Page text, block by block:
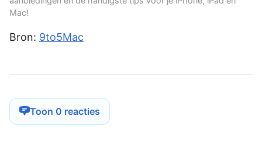
Mac!
Bron: 9to5Mac
Toon 0 reacties